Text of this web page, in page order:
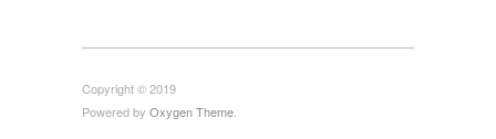
Copyright © 2019
Powered by Oxygen Theme.